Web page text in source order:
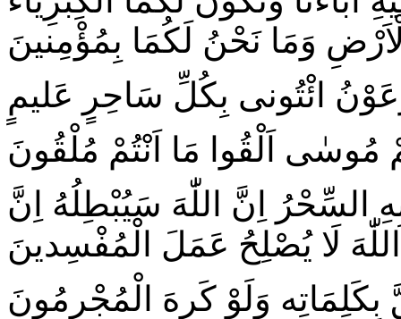
وَمَا نَحْنُ لَكُمَا بِمُؤْمِنينَ
ائْتُونى بِكُلِّ سَاحِرٍ عَليمٍ
مُوسٰى اَلْقُوا مَا اَنْتُمْ مُلْقُونَ
السِّحْرُ اِنَّ اللّٰهَ سَيُبْطِلُهُ اِنَّ
اللّٰهَ لَا يُصْلِحُ عَمَلَ الْمُفْسِدينَ
بِكَلِمَاتِه وَلَوْ كَرِهَ الْمُجْرِمُونَ